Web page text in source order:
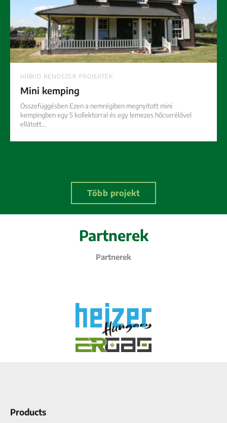
HIBRID RENDSZER PROJEKTEK
Mini kemping
Összefüggésben Ezen a nemrégiben megnyitott mini
kempingben egy 5 kollektorral és egy lemezes hőcserélővel
ellátott…
Több projekt
Partnerek
Partnerek
Products